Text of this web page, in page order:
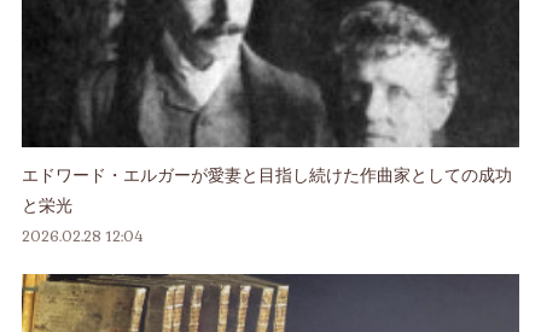
エドワード・エルガーが愛妻と目指し続けた作曲家としての成功
と栄光
2026.02.28 12:04